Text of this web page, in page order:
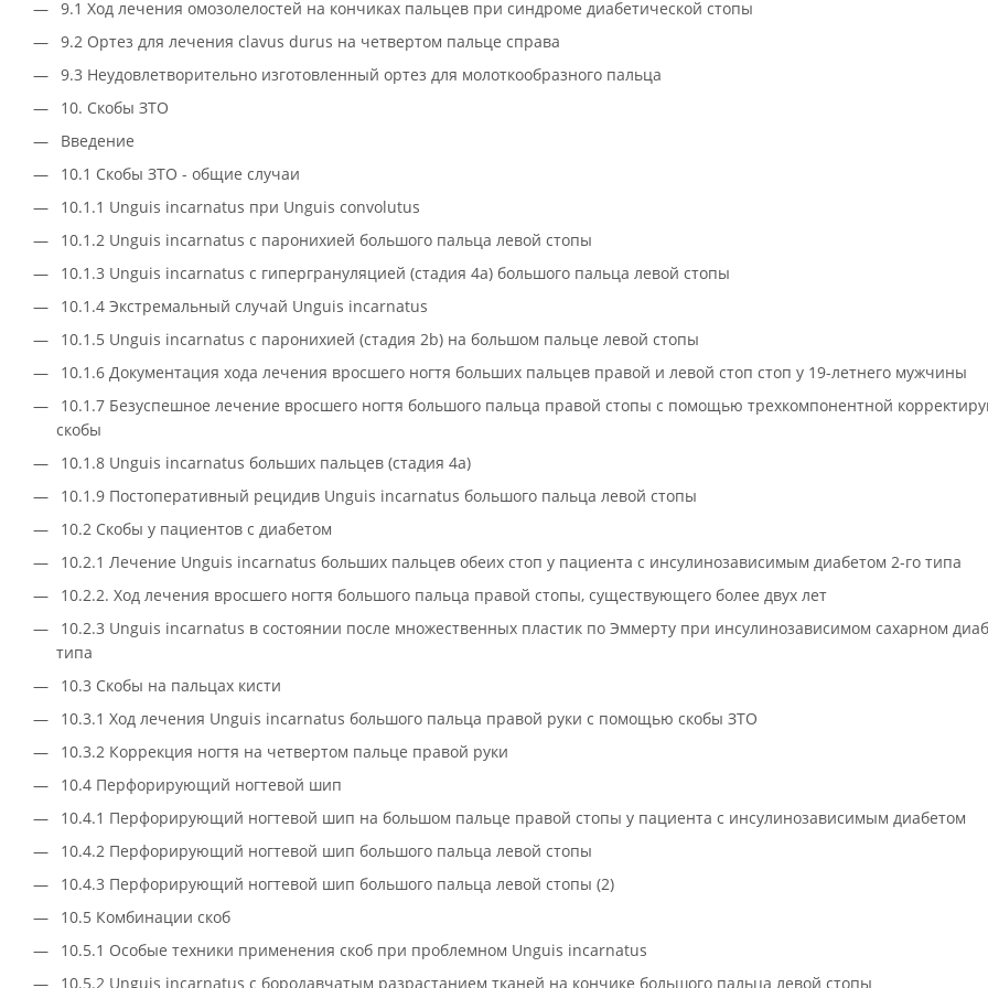
9.1 Ход лечения омозолелостей на кончиках пальцев при синдроме диабетической стопы
9.2 Ортез для лечения clavus durus на четвертом пальце справа
9.3 Неудовлетворительно изготовленный ортез для молоткообразного пальца
10. Скобы ЗТО
Введение
10.1 Скобы ЗТО - общие случаи
10.1.1 Unguis incarnatus при Unguis convolutus
10.1.2 Unguis incarnatus с паронихией большого пальца левой стопы
10.1.3 Unguis incarnatus с гипергрануляцией (стадия 4а) большого пальца левой стопы
10.1.4 Экстремальный случай Unguis incarnatus
10.1.5 Unguis incarnatus с паронихией (стадия 2b) на большом пальце левой стопы
10.1.6 Документация хода лечения вросшего ногтя больших пальцев правой и левой стоп стоп у 19-летнего мужчины
10.1.7 Безуспешное лечение вросшего ногтя большого пальца правой стопы с помощью трехкомпонентной
скобы
10.1.8 Unguis incarnatus больших пальцев (стадия 4а)
10.1.9 Постоперативный рецидив Unguis incarnatus большого пальца левой стопы
10.2 Скобы у пациентов с диабетом
10.2.1 Лечение Unguis incarnatus больших пальцев обеих стоп у пациента с инсулинозависимым диабетом 2-го типа
10.2.2. Ход лечения вросшего ногтя большого пальца правой стопы, существующего более двух лет
10.2.3 Unguis incarnatus в состоянии после множественных пластик по Эммерту при инсулинозависимом сахарном
типа
10.3 Скобы на пальцах кисти
10.3.1 Ход лечения Unguis incarnatus большого пальца правой руки с помощью скобы ЗТО
10.3.2 Коррекция ногтя на четвертом пальце правой руки
10.4 Перфорирующий ногтевой шип
10.4.1 Перфорирующий ногтевой шип на большом пальце правой стопы у пациента с инсулинозависимым диабетом
10.4.2 Перфорирующий ногтевой шип большого пальца левой стопы
10.4.3 Перфорирующий ногтевой шип большого пальца левой стопы (2)
10.5 Комбинации скоб
10.5.1 Особые техники применения скоб при проблемном Unguis incarnatus
10.5.2 Unguis incarnatus с бородавчатым разрастанием тканей на кончике большого пальца левой стопы